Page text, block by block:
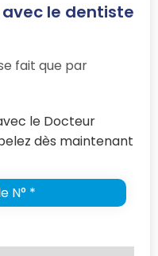
le dentiste
fait que par
le Docteur
dès maintenant
N° *